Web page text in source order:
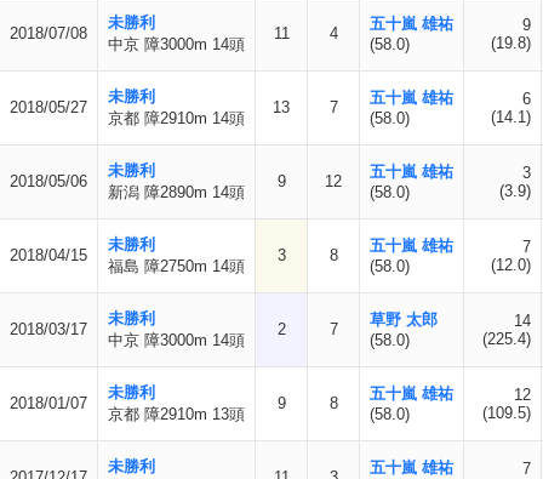
2018/07/08
未勝利
中京 障3000m 14頭
11 4
五十嵐 雄祐
(58.0)
9
(19.8)
2018/05/27
未勝利
京都 障2910m 14頭
13 7
五十嵐 雄祐
(58.0)
6
(14.1)
2018/05/06
未勝利
新潟 障2890m 14頭
9 12
五十嵐 雄祐
(58.0)
3
(3.9)
2018/04/15
未勝利
福島 障2750m 14頭
3 8
五十嵐 雄祐
(58.0)
7
(12.0)
2018/03/17
未勝利
中京 障3000m 14頭
2 7
草野 太郎
(58.0)
14
(225.4)
2018/01/07
未勝利
京都 障2910m 13頭
9 8
五十嵐 雄祐
(58.0)
12
(109.5)
未勝利 五十嵐 雄祐
7